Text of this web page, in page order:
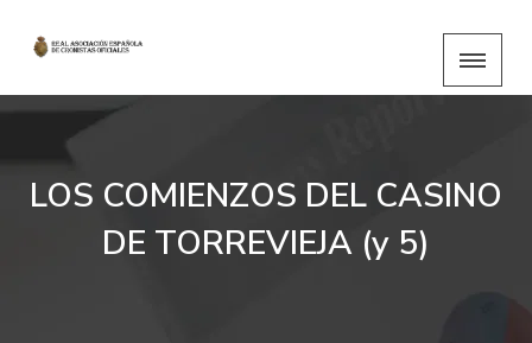
LOS COMIENZOS DEL CASINO
DE TORREVIEJA (y 5)